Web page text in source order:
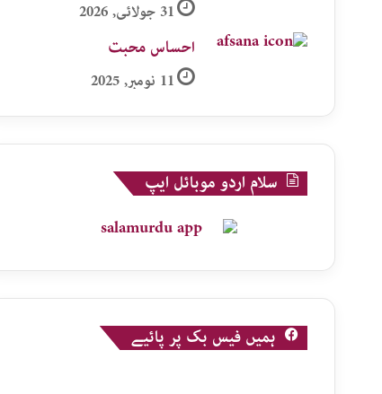
31 جولائی, 2026
احساس محبت
11 نومبر, 2025
سلام اردو موبائل ایپ
ہمیں فیس بک پر پائیے